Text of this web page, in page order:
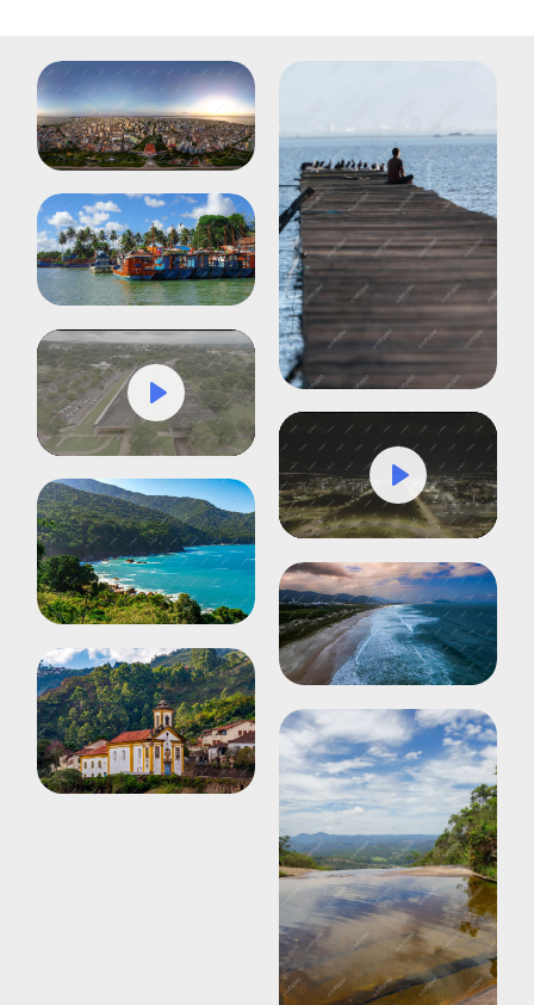
Mute Settings
Play
Mute Settings
Play